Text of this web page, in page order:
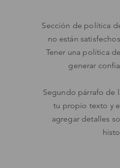
Sección de política
no están
Tener una política
generar
Segundo párrafo de
tu propio texto y
agregar detalles